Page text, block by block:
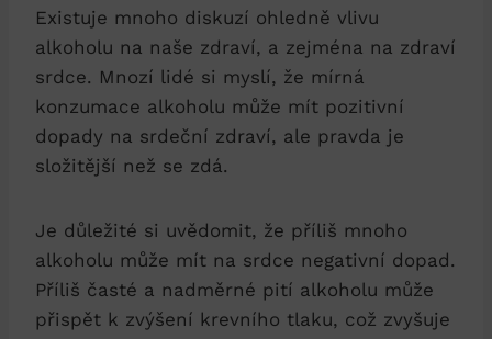
Existuje mnoho diskuzí ohledně vlivu
alkoholu na naše zdraví, a zejména na zdraví
srdce. Mnozí lidé si myslí, že mírná
konzumace alkoholu může mít pozitivní
dopady na srdeční zdraví, ale pravda je
složitější než se zdá.
Je důležité si uvědomit, že příliš mnoho
alkoholu může mít na srdce negativní dopad.
Příliš časté a nadměrné pití alkoholu může
přispět k zvýšení krevního tlaku, což zvyšuje